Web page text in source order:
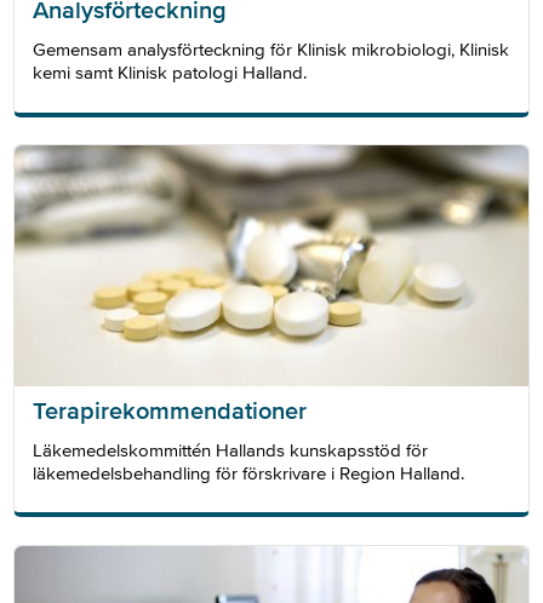
Analysförteckning
Gemensam analysförteckning för Klinisk mikrobiologi, Klinisk
kemi samt Klinisk patologi Halland.
Terapirekommendationer
Läkemedelskommittén Hallands kunskapsstöd för
läkemedelsbehandling för förskrivare i Region Halland.